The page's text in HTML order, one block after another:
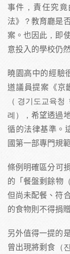
事件，責任究
法》？教育廳是
案。也因此，即
意投入的學校仍
曉園高中的經驗
道議員提案《京
（경기도교육
례），希望透過
循的法律基準。
國第一部專門規
條例明確區分可
的「餐盤剩餘物
但尚未配餐、符
的食物則不得捐
另外值得一提的
曾出現將剩食（